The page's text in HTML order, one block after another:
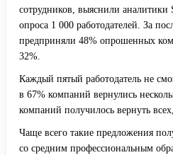
сотрудников, выяснили аналитики
опроса 1 000 работодателей. За
предприняли 48% опрошенных
32%.
Каждый пятый работодатель не
в 67% компаний вернулись
компаний получилось вернуть
Чаще всего такие предложения
со средним профессиональным